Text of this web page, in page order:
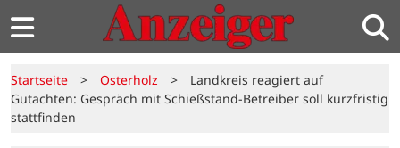
Startseite > Osterholz >
Landkreis reagiert auf
Gutachten: Gespräch mit Schießstand-Betreiber soll kurzfristig
stattfinden